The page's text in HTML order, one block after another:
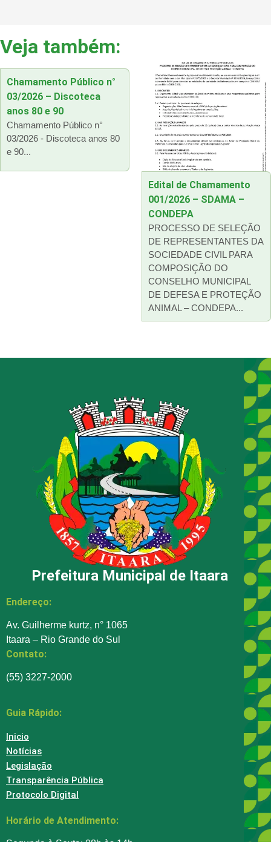
Veja também:
Chamamento Público n°
03/2026 – Discoteca
anos 80 e 90
Chamamento Público n°
03/2026 - Discoteca anos 80
e 90...
Edital de Chamamento
001/2026 – SDAMA –
CONDEPA
PROCESSO DE SELEÇÃO
DE REPRESENTANTES DA
SOCIEDADE CIVIL PARA
COMPOSIÇÃO DO
CONSELHO MUNICIPAL
DE DEFESA E PROTEÇÃO
ANIMAL – CONDEPA...
Prefeitura Municipal de Itaara
Endereço:
Av. Guilherme kurtz, n° 1065
Itaara – Rio Grande do Sul
Contato:
(55) 3227-2000
Guia Rápido:
Inicio
Notícias
Legislação
Transparência Pública
Protocolo Digital
Horário de Atendimento: